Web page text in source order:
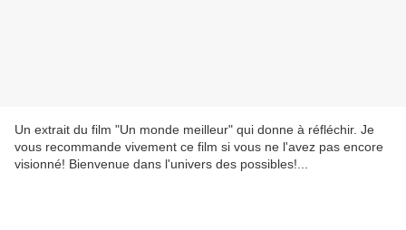
Un extrait du film "Un monde meilleur" qui donne à réfléchir. Je
vous recommande vivement ce film si vous ne l'avez pas encore
visionné! Bienvenue dans l'univers des possibles!...